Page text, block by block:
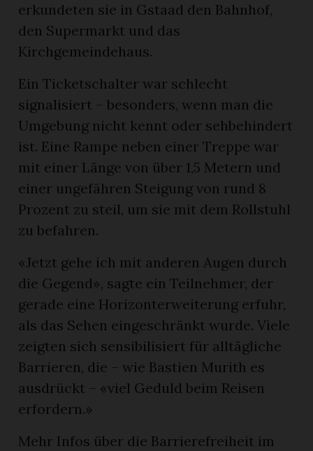
erkundeten sie in Gstaad den Bahnhof,
den Supermarkt und das
Kirchgemeindehaus.
Ein Ticketschalter war schlecht
signalisiert – besonders, wenn man die
Umgebung nicht kennt oder sehbehindert
ist. Eine Rampe neben einer Treppe war
mit einer Länge von über 1,5 Metern und
einer ungefähren Steigung von rund 8
Prozent zu steil, um sie mit dem Rollstuhl
zu befahren.
«Jetzt gehe ich mit anderen Augen durch
die Gegend», sagte ein Teilnehmer, der
gerade eine Horizonterweiterung erfuhr,
als das Sehen eingeschränkt wurde. Viele
zeigten sich sensibilisiert für alltägliche
Barrieren, die – wie Bastien Murith es
ausdrückt – «viel Geduld beim Reisen
erfordern.»
Mehr Infos über die Barrierefreiheit im